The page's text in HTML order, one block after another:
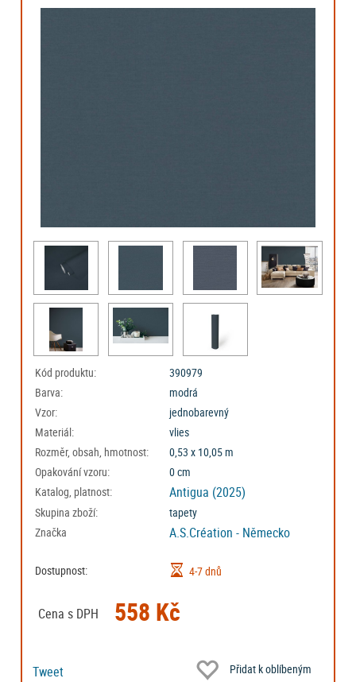
Kód produktu:
390979
Barva:
modrá
Vzor:
jednobarevný
Materiál:
vlies
Rozměr, obsah, hmotnost:
0,53 x 10,05 m
Opakování vzoru:
0 cm
Katalog, platnost:
Antigua (2025)
Skupina zboží:
tapety
Značka
A.S.Création - Německo
Dostupnost: 4-7 dnů
Cena s DPH 558 Kč
Tweet Přidat k oblíbeným